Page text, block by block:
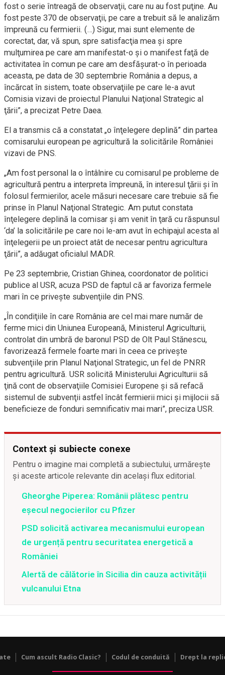
fost o serie întreagă de observaţii, care nu au fost puţine. Au
fost peste 370 de observaţii, pe care a trebuit să le analizăm
împreună cu fermierii. (…) Sigur, mai sunt elemente de
corectat, dar, vă spun, spre satisfacţia mea şi spre
mulţumirea pe care am manifestat-o şi o manifest faţă de
activitatea în comun pe care am desfăşurat-o în perioada
aceasta, pe data de 30 septembrie România a depus, a
încărcat în sistem, toate observaţiile pe care le-a avut
Comisia vizavi de proiectul Planului Naţional Strategic al
ţării”, a precizat Petre Daea.
El a transmis că a constatat „o înţelegere deplină” din partea
comisarului european pe agricultură la solicitările României
vizavi de PNS.
„Am fost personal la o întâlnire cu comisarul pe probleme de
agricultură pentru a interpreta împreună, în interesul ţării şi în
folosul fermierilor, acele măsuri necesare care trebuie să fie
prinse în Planul Naţional Strategic. Am putut constata
înţelegere deplină la comisar şi am venit în ţară cu răspunsul
‘da’ la solicitările pe care noi le-am avut în echipajul acesta al
înţelegerii pe un proiect atât de necesar pentru agricultura
ţării”, a adăugat oficialul MADR.
Pe 23 septembrie, Cristian Ghinea, coordonator de politici
publice al USR, acuza PSD de faptul că ar favoriza fermele
mari în ce priveşte subvenţiile din PNS.
„În condiţiile în care România are cel mai mare număr de
ferme mici din Uniunea Europeană, Ministerul Agriculturii,
controlat din umbră de baronul PSD de Olt Paul Stănescu,
favorizează fermele foarte mari în ceea ce priveşte
subvenţiile prin Planul Naţional Strategic, un fel de PNRR
pentru agricultură. USR solicită Ministerului Agriculturii să
ţină cont de observaţiile Comisiei Europene şi să refacă
sistemul de subvenţii astfel încât fermierii mici şi mijlocii să
beneficieze de fonduri semnificativ mai mari”, preciza USR.
Context și subiecte conexe
Pentru o imagine mai completă a subiectului, urmărește
și aceste articole relevante din același flux editorial.
Gheorghe Piperea: Românii plătesc pentru
eșecul negocierilor cu Pfizer
PSD solicită activarea mecanismului european
de urgență pentru securitatea energetică a
României
Alertă de călătorie în Sicilia din cauza activității
vulcanului Etna
Cum ascult Radio Clasic? Codul de conduită Drept la